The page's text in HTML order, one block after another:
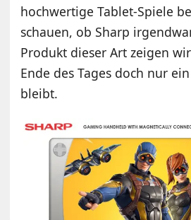
hochwertige Tablet-Spiele
schauen, ob Sharp
Produkt dieser Art zeigen
Ende des Tages doch nur
bleibt.